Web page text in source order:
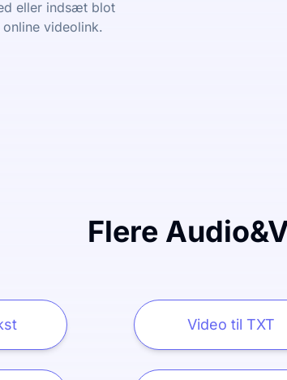
eller indsæt blot
online videolink.
Flere
Video til TXT